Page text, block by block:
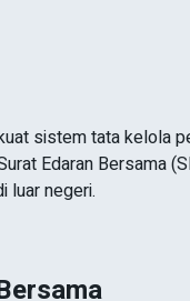
sistem tata kelola
Edaran Bersama
luar negeri.